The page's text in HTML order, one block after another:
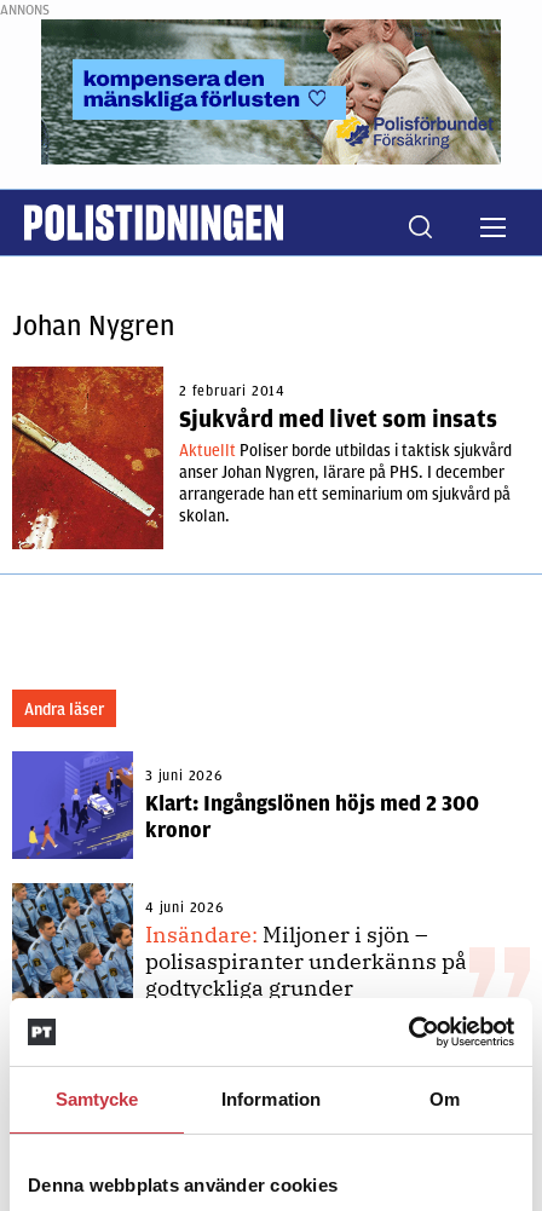
Samtycke Information Om
Denna webbplats använder cookies
ANNONS
Johan Nygren
2 februari 2014
Sjukvård med livet som insats
Aktuellt Poliser borde utbildas i taktisk sjukvård
anser Johan Nygren, lärare på PHS. I december
arrangerade han ett seminarium om sjukvård på
skolan.
Andra läser
3 juni 2026
Klart: Ingångslönen höjs med 2 300
kronor
4 juni 2026
Insändare: Miljoner i sjön –
polisaspiranter underkänns på
godtyckliga grunder
Jens Mårtensson:
Snart 20 år i tjänst
– nu ska han lära sig grunderna